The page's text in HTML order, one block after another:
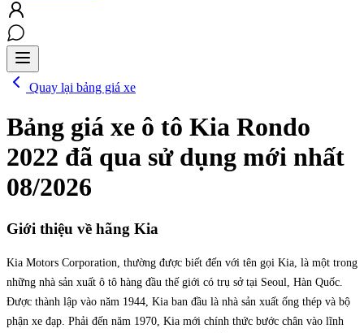
Quay lại bảng giá xe
Bảng giá xe ô tô Kia Rondo
2022 đã qua sử dụng mới nhất
08/2026
Giới thiệu về hãng Kia
Kia Motors Corporation, thường được biết đến với tên gọi Kia, là một trong
những nhà sản xuất ô tô hàng đầu thế giới có trụ sở tại Seoul, Hàn Quốc.
Được thành lập vào năm 1944, Kia ban đầu là nhà sản xuất ống thép và bộ
phận xe đạp. Phải đến năm 1970, Kia mới chính thức bước chân vào lĩnh